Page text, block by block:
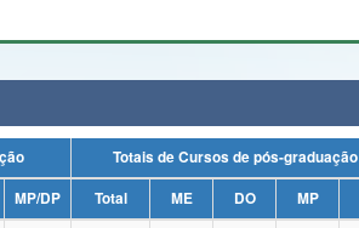
Totais de Cursos de pós-graduação
MP/DP Total ME DO MP